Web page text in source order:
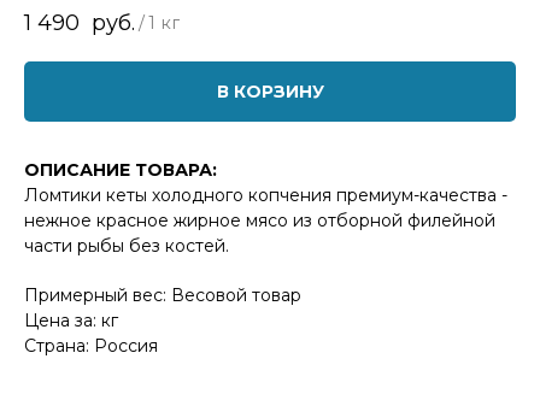
1 490 руб. /1 кг
В КОРЗИНУ
ОПИСАНИЕ ТОВАРА:
Ломтики кеты холодного копчения премиум-качества -
нежное красное жирное мясо из отборной филейной
части рыбы без костей.
Примерный вес: Весовой товар
Цена за: кг
Страна: Россия